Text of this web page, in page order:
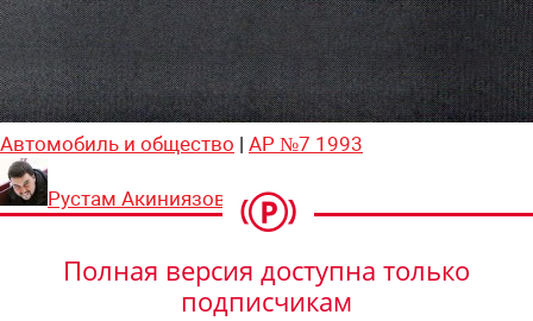
Автомобиль и общество | АР №7 1993
Рустам Акиниязов
Полная версия доступна только
подписчикам